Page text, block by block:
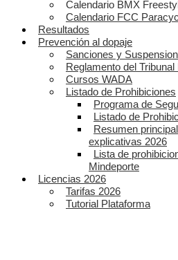
Calendario BMX
Calendario FCC
Resultados
Prevención al dopaje
Sanciones y
Reglamento del
Cursos WADA
Listado de Prohibiciones
Programa de
Listado de
Resumen
explicativas 2026
Lista de
Mindeporte
Licencias 2026
Tarifas 2026
Tutorial Plataforma